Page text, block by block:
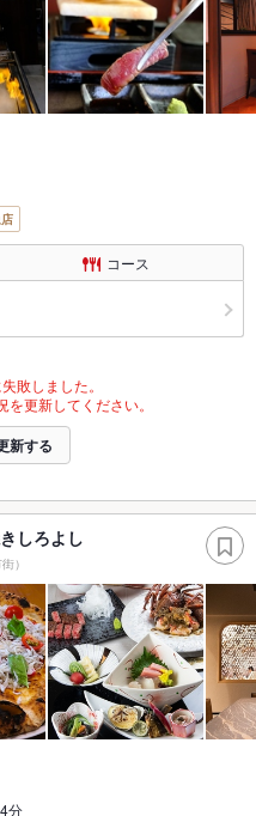
コース
敗しました。
更新してください。
新する
しろよし
）
分